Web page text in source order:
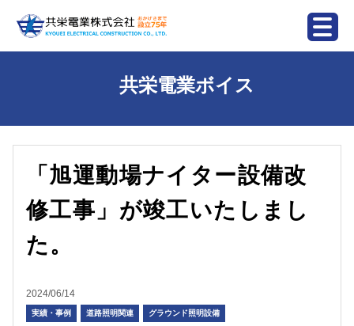
共栄電業ボイス
「旭運動場ナイター設備改
修工事」が竣工いたしまし
た。
2024/06/14
実績・事例 道路照明関連 グラウンド照明設備